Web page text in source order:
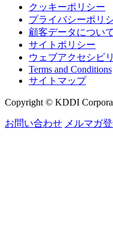
クッキーポリシー
プライバシーポリ
顧客データについ
サイトポリシー
ウェブアクセシビ
Terms and Conditions
サイトマップ
Copyright © KDDI
お問い合わせ メルマガ